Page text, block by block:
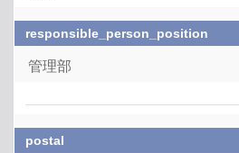
responsible_person_position
管理部
postal